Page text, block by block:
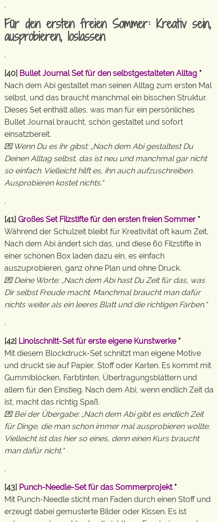
.
Für den ersten freien Sommer: Kreativ sein,
ausprobieren, loslassen
.
[40] Bullet Journal Set für den selbstgestalteten Alltag *
Nach dem Abi gestaltet man seinen Alltag zum ersten Mal
selbst, und das braucht manchmal ein bisschen Struktur.
Dieses Set enthält alles, was man für ein persönliches
Bullet Journal braucht, schön gestaltet und sofort
einsatzbereit.
💌 Wenn Du es ihr gibst: „Nach dem Abi gestaltest Du
Deinen Alltag selbst, das ist neu und manchmal gar nicht
so einfach. Vielleicht hilft es, ihn auch aufzuschreiben.
Ausprobieren kostet nichts.“
.
[41] Großes Set Filzstifte für den ersten freien Sommer *
Während der Schulzeit bleibt für Kreativität oft kaum Zeit.
Nach dem Abi ändert sich das, und diese 60 Filzstifte in
einer schönen Box laden dazu ein, es einfach
auszuprobieren, ganz ohne Plan und ohne Druck.
💌 Deine Worte: „Nach dem Abi hast Du Zeit für das, was
Dir selbst Freude macht. Manchmal braucht man dafür
nichts weiter als ein leeres Blatt und die richtigen Farben.“
.
[42] Linolschnitt-Set für erste eigene Kunstwerke *
Mit diesem Blockdruck-Set schnitzt man eigene Motive
und druckt sie auf Papier, Stoff oder Karten. Es kommt mit
Gummiblöcken, Farbtinten, Übertragungsblättern und
allem für den Einstieg. Nach dem Abi, wenn endlich Zeit da
ist, macht das richtig Spaß.
💌 Bei der Übergabe: „Nach dem Abi gibt es endlich Zeit
für Dinge, die man schon immer mal ausprobieren wollte.
Vielleicht ist das hier so eines, denn einen Kurs braucht
man dafür nicht.“
.
[43] Punch-Needle-Set für das Sommerprojekt *
Mit Punch-Needle sticht man Faden durch einen Stoff und
erzeugt dabei gemusterte Bilder oder Kissen. Es ist